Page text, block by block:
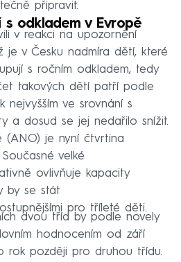
připravit.
s odkladem v Evropě
v reakci na upozornění
je v Česku nadmíra dětí, které
s ročním odkladem, tedy
takových dětí patří podle
nejvyšším ve srovnání s
a dosud se jej nedařilo snížit.
(ANO) je nyní čtvrtina
velké
ovlivňuje kapacity
by se stát
pro tříleté děti.
dvou tříd by podle novely
hodnocením od září
rok později pro druhou třídu.